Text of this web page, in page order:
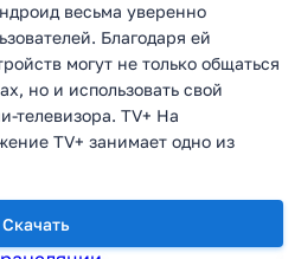
Скачать
весьма уверенно
Благодаря ей
могут не только общаться
но и использовать свой
телевизора. TV+ На
TV+ занимает одно из